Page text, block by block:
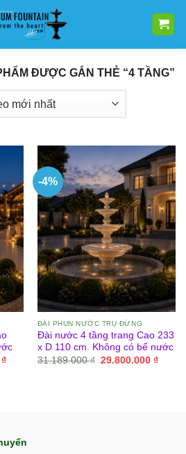
ĐƯỢC GẮN THẺ “4 TẦNG”
₫Giá
-4%
ĐÀI PHUN NƯỚC TRỤ ĐỨNG
Đài nước 4 tầng trang Cao 233
x D 110 cm. Không có bể nước
31.189.000₫ Giá
29.800.000 ₫Giá